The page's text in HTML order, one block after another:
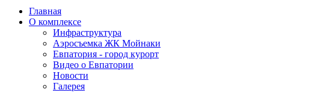
Главная
О комплексе
Инфраструктура
Аэросъемка ЖК Мойнаки
Евпатория - город курорт
Видео о Евпатории
Новости
Галерея